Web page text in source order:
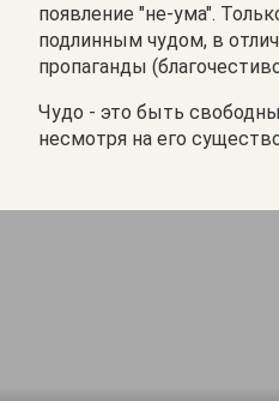
появление "не-ума".
подлинным чудом, в
пропаганды
Чудо - это быть
несмотря на его